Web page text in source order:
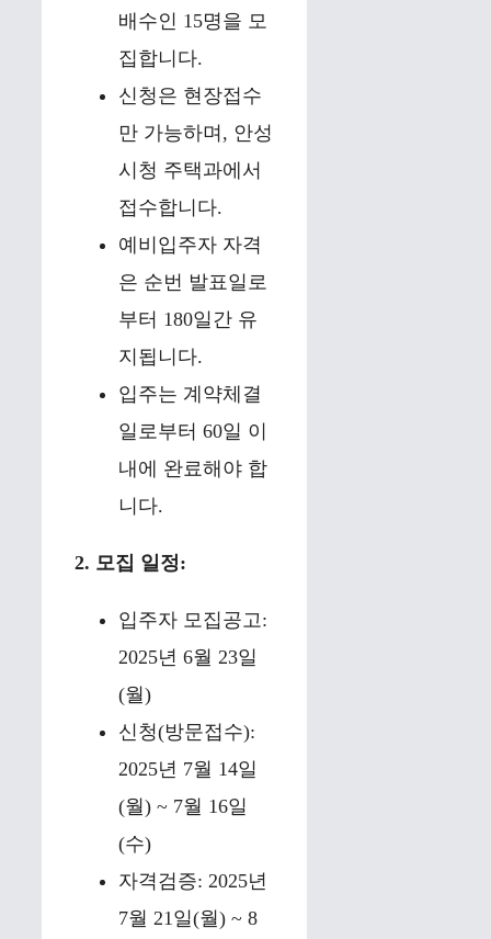
배수인 15명을 모
집합니다.
신청은 현장접수
만 가능하며, 안성
시청 주택과에서
접수합니다.
예비입주자 자격
은 순번 발표일로
부터 180일간 유
지됩니다.
입주는 계약체결
일로부터 60일 이
내에 완료해야 합
니다.
2. 모집 일정:
입주자 모집공고:
2025년 6월 23일
(월)
신청(방문접수):
2025년 7월 14일
(월) ~ 7월 16일
(수)
자격검증: 2025년
7월 21일(월) ~ 8